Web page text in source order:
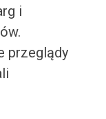
i
przeglądy